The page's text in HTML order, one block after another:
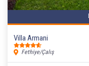
Villa Armani
Fethiye/Çalış